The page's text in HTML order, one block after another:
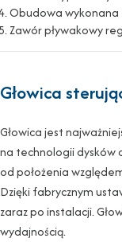
Obudowa wykonana
Zawór pływakowy
Głowica
Głowica jest
na technologii dysków
od położenia
Dzięki fabrycznym
zaraz po instalacji.
wydajnością.